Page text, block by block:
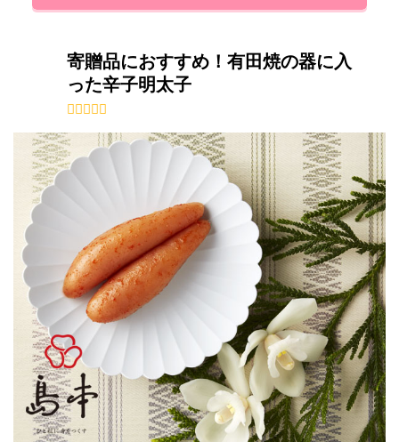
寄贈品におすすめ！有田焼の器に入
った辛子明太子